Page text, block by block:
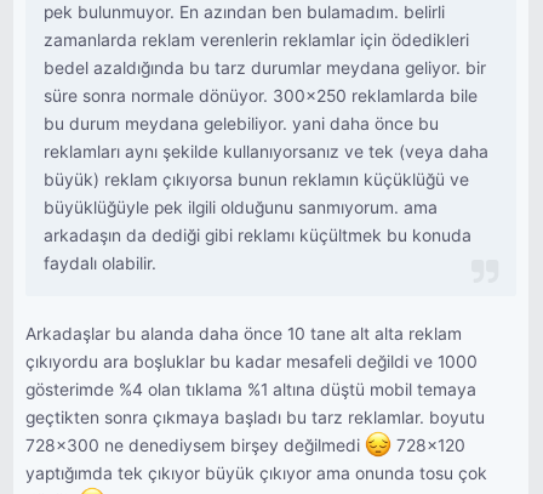
pek bulunmuyor. En azından ben bulamadım. belirli
zamanlarda reklam verenlerin reklamlar için ödedikleri
bedel azaldığında bu tarz durumlar meydana geliyor. bir
süre sonra normale dönüyor. 300x250 reklamlarda bile
bu durum meydana gelebiliyor. yani daha önce bu
reklamları aynı şekilde kullanıyorsanız ve tek (veya daha
büyük) reklam çıkıyorsa bunun reklamın küçüklüğü ve
büyüklüğüyle pek ilgili olduğunu sanmıyorum. ama
arkadaşın da dediği gibi reklamı küçültmek bu konuda
faydalı olabilir.
Arkadaşlar bu alanda daha önce 10 tane alt alta reklam
çıkıyordu ara boşluklar bu kadar mesafeli değildi ve 1000
gösterimde %4 olan tıklama %1 altına düştü mobil temaya
geçtikten sonra çıkmaya başladı bu tarz reklamlar. boyutu
728x300 ne denediysem birşey değilmedi
728x120
yaptığımda tek çıkıyor büyük çıkıyor ama onunda tosu çok